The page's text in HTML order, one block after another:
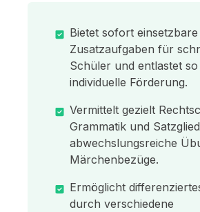
Bietet sofort einsetzbare
Zusatzaufgaben für
Schüler und entlastet so
individuelle Förderung.
Vermittelt gezielt
Grammatik und
abwechslungsreiche
Märchenbezüge.
Ermöglicht
durch verschiedene